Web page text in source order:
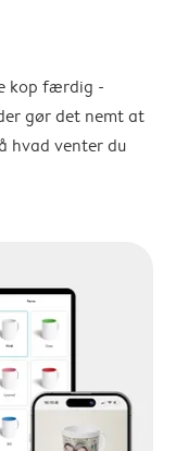
kop færdig -
gør det nemt at
hvad venter du